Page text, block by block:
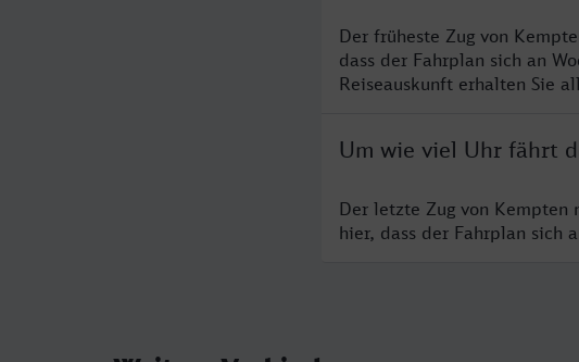
Der früheste Zug von
dass der Fahrplan sich an
Reiseauskunft erhalten Sie
Um wie viel Uhr fährt
Der letzte Zug von Kempten
hier, dass der Fahrplan sich